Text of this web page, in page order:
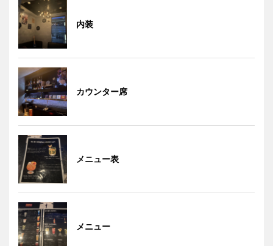
内装
カウンター席
メニュー表
メニュー